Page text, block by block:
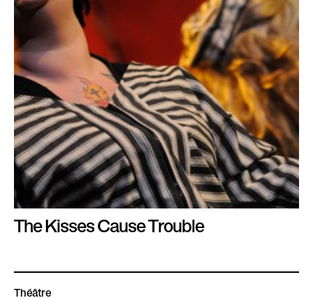
The Kisses Cause Trouble
Théâtre